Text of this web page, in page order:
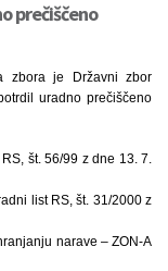
prečiščeno
zbora je Državni zbor
uradno prečiščeno
št. 56/99 z dne 13. 7.
list RS, št. 31/2000 z
narave – ZON-A